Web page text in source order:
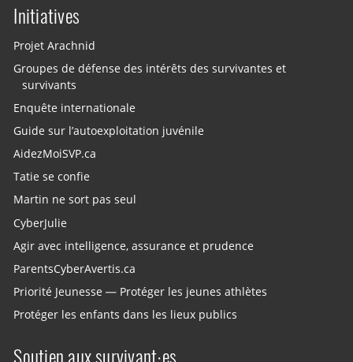
Initiatives
Projet Arachnid
Groupes de défense des intérêts des survivantes et
survivants
Enquête internationale
Guide sur l’autoexploitation juvénile
AidezMoiSVP.ca
Tatie se confie
Martin ne sort pas seul
CyberJulie
Agir avec intelligence, assurance et prudence
ParentsCyberAvertis.ca
Priorité Jeunesse — Protéger les jeunes athlètes
Protéger les enfants dans les lieux publics
Soutien aux survivant·es